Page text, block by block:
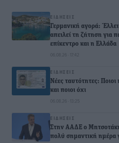
ΕΙΔΉΣΕΙΣ
Γερμανική αγορά:
απειλεί τη ζήτηση για
επίκεντρο και η Ελλάδα
06.08.26 · 17:42
ΕΙΔΉΣΕΙΣ
Νέες ταυτότητες: Ποιοι
και ποιοι όχι
06.08.26 · 13:25
ΕΙΔΉΣΕΙΣ
Στην ΑΑΔΕ ο
πολύ σημαντική ημέρα